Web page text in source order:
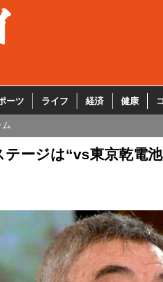
ーツ ライフ 経済 健康
ム
テージは“vs東京乾電